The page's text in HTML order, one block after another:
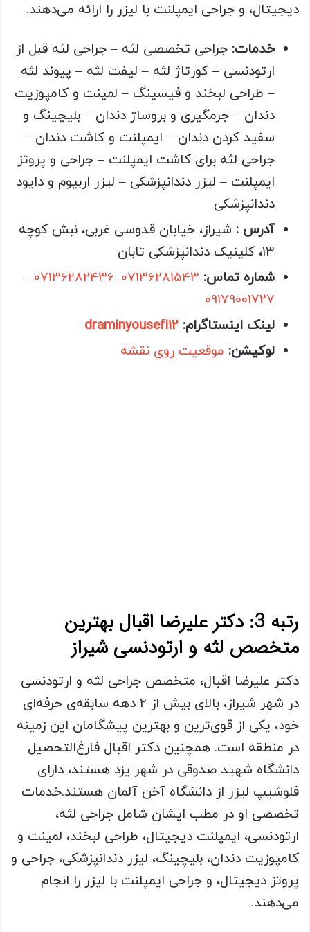
دیجیتال، و جراحی ایمپلنت با لیزر را ارائه می‌دهند.
خدمات: جراحی تخصصی لثه – جراحی لثه قبل از
ارتودنسی – کورتاژ لثه – لیفت لثه – پیوند لثه
– طراحی لبخند و فیسینگ – لمینت و کامپوزیت
دندان – جرمگیری و بروساژ دندان – بلیچینگ و
سفید کردن دندان – ایمپلنت و کاشت دندان –
جراحی لثه برای کاشت ایمپلنت – جراحی و پروتز
ایمپلنت – لیزر دندانپزشکی – لیزر اربیوم و دایود
دندانپزشکی
آدرس : شیراز، خیابان قدوسی غربی، نبش کوچه
13، کلینیک دندانپزشکی تابان
شماره تماس: 07136281543
–
07136282436
–
09179001727
لینک اینستاگرام: draminyousefi12
لوکیشن: موقعیت روی نقشه
رتبه 3: دکتر علیرضا اقبال بهترین
متخصص لثه و ارتودنسی شیراز
دکتر علیرضا اقبال، متخصص جراحی لثه و ارتودنسی
در شهر شیراز، بالای بیش از 2 دهه سابقه‌ی حرفه‌ای
خود، یکی از قوی‌ترین و بهترین پیشگامان این زمینه
در منطقه است. همچنین دکتر اقبال فارغ‌التحصیل
دانشگاه شهید صدوقی در شهر یزد هستند، دارای
فلوشیپ لیزر از دانشگاه آخن آلمان هستند.خدمات
تخصصی او در مطب ایشان شامل جراحی لثه،
ارتودنسی، ایمپلنت دیجیتال، طراحی لبخند، لمینت و
کامپوزیت دندان، بلیچینگ، لیزر دندانپزشکی، جراحی و
پروتز دیجیتال، و جراحی ایمپلنت با لیزر را انجام
می‌دهند.